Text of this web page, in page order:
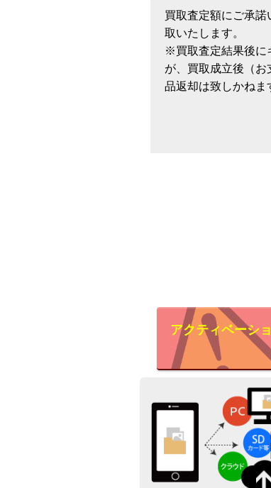
買取査定額にご承
取いたします。
※買取査定結果後に
が、買取成立後（
品返却は致しかねま
アクティベーシ